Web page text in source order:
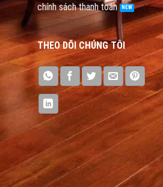
chính sách thanh toán
THEO DÕI CHÚNG TÔI